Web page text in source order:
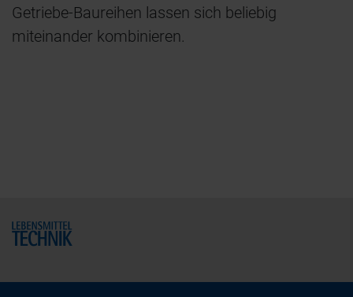
Getriebe-Baureihen lassen sich beliebig
miteinander kombinieren.
Home